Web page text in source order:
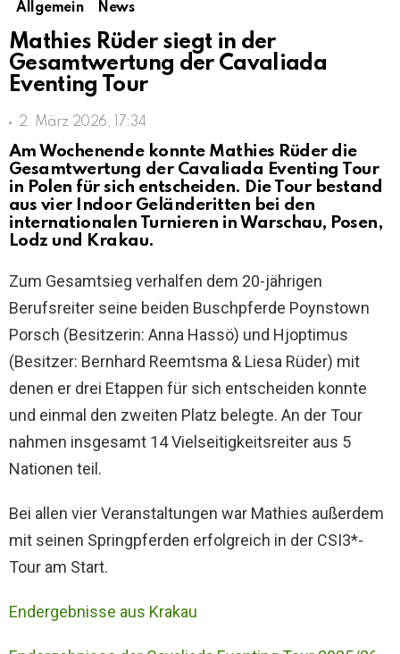
Allgemein News
Mathies Rüder siegt in der
Gesamtwertung der Cavaliada
Eventing Tour
2. März 2026, 17:34
Am Wochenende konnte Mathies Rüder die
Gesamtwertung der Cavaliada Eventing Tour
in Polen für sich entscheiden. Die Tour bestand
aus vier Indoor Geländeritten bei den
internationalen Turnieren in Warschau, Posen,
Lodz und Krakau.
Zum Gesamtsieg verhalfen dem 20-jährigen
Berufsreiter seine beiden Buschpferde Poynstown
Porsch (Besitzerin: Anna Hassö) und Hjoptimus
(Besitzer: Bernhard Reemtsma & Liesa Rüder) mit
denen er drei Etappen für sich entscheiden konnte
und einmal den zweiten Platz belegte. An der Tour
nahmen insgesamt 14 Vielseitigkeitsreiter aus 5
Nationen teil.
Bei allen vier Veranstaltungen war Mathies außerdem
mit seinen Springpferden erfolgreich in der CSI3*-
Tour am Start.
Endergebnisse aus Krakau